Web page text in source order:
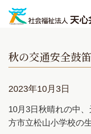
content
秋の交通安全鼓
2023年10月3日
10月3日秋晴れの中
方市立松山小学校の